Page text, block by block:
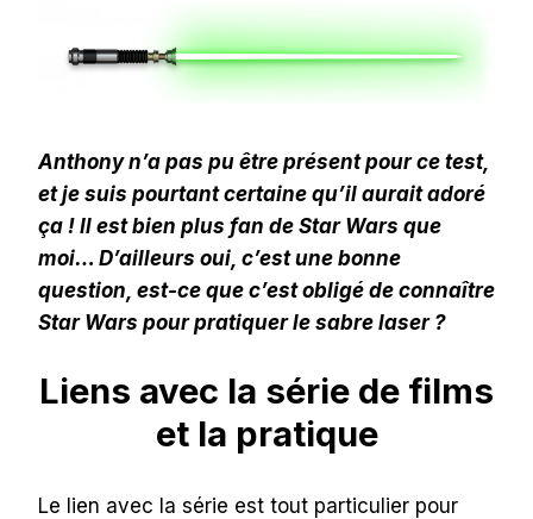
Anthony n’a pas pu être présent pour ce test,
et je suis pourtant certaine qu’il aurait adoré
ça ! Il est bien plus fan de Star Wars que
moi… D’ailleurs oui, c’est une bonne
question, est-ce que c’est obligé de connaître
Star Wars pour pratiquer le sabre laser ?
Liens avec la série de films
et la pratique
Le lien avec la série est tout particulier pour